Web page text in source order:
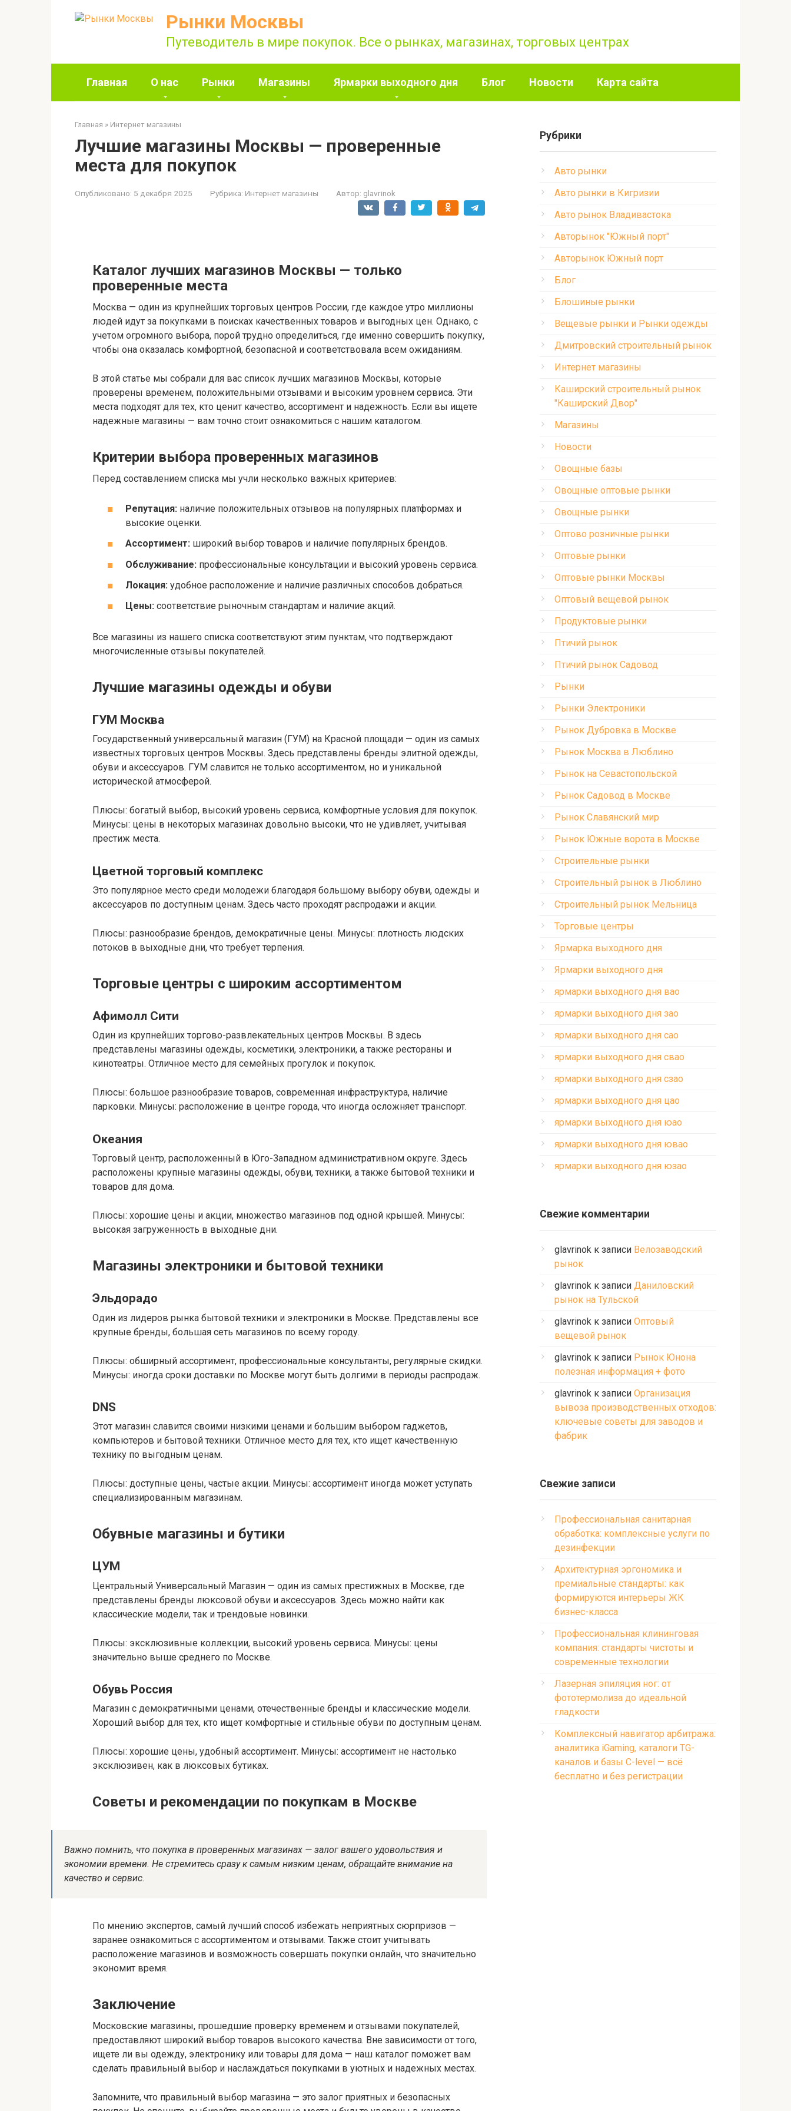
Рынки Москвы
Путеводитель в мире покупок. Все о рынках, магазинах, торговых центрах
Главная О нас Рынки Магазины Ярмарки выходного дня Блог Новости Карта сайта
Главная » Интернет магазины
Лучшие магазины Москвы — проверенные
места для покупок
Опубликовано: 5 декабря 2025 Рубрика: Интернет магазины Автор: glavrinok
Каталог лучших магазинов Москвы — только
проверенные места
Москва — один из крупнейших торговых центров России, где каждое утро миллионы
людей идут за покупками в поисках качественных товаров и выгодных цен. Однако, с
учетом огромного выбора, порой трудно определиться, где именно совершить покупку,
чтобы она оказалась комфортной, безопасной и соответствовала всем ожиданиям.
В этой статье мы собрали для вас список лучших магазинов Москвы, которые
проверены временем, положительными отзывами и высоким уровнем сервиса. Эти
места подходят для тех, кто ценит качество, ассортимент и надежность. Если вы ищете
надежные магазины — вам точно стоит ознакомиться с нашим каталогом.
Критерии выбора проверенных магазинов
Перед составлением списка мы учли несколько важных критериев:
Репутация: наличие положительных отзывов на популярных платформах и
высокие оценки.
Ассортимент: широкий выбор товаров и наличие популярных брендов.
Обслуживание: профессиональные консультации и высокий уровень сервиса.
Локация: удобное расположение и наличие различных способов добраться.
Цены: соответствие рыночным стандартам и наличие акций.
Все магазины из нашего списка соответствуют этим пунктам, что подтверждают
многочисленные отзывы покупателей.
Лучшие магазины одежды и обуви
ГУМ Москва
Государственный универсальный магазин (ГУМ) на Красной площади — один из самых
известных торговых центров Москвы. Здесь представлены бренды элитной одежды,
обуви и аксессуаров. ГУМ славится не только ассортиментом, но и уникальной
исторической атмосферой.
Плюсы: богатый выбор, высокий уровень сервиса, комфортные условия для покупок.
Минусы: цены в некоторых магазинах довольно высоки, что не удивляет, учитывая
престиж места.
Цветной торговый комплекс
Это популярное место среди молодежи благодаря большому выбору обуви, одежды и
аксессуаров по доступным ценам. Здесь часто проходят распродажи и акции.
Плюсы: разнообразие брендов, демократичные цены. Минусы: плотность людских
потоков в выходные дни, что требует терпения.
Торговые центры с широким ассортиментом
Афимолл Сити
Один из крупнейших торгово-развлекательных центров Москвы. В здесь
представлены магазины одежды, косметики, электроники, а также рестораны и
кинотеатры. Отличное место для семейных прогулок и покупок.
Плюсы: большое разнообразие товаров, современная инфраструктура, наличие
парковки. Минусы: расположение в центре города, что иногда осложняет транспорт.
Океания
Торговый центр, расположенный в Юго-Западном административном округе. Здесь
расположены крупные магазины одежды, обуви, техники, а также бытовой техники и
товаров для дома.
Плюсы: хорошие цены и акции, множество магазинов под одной крышей. Минусы:
высокая загруженность в выходные дни.
Магазины электроники и бытовой техники
Эльдорадо
Один из лидеров рынка бытовой техники и электроники в Москве. Представлены все
крупные бренды, большая сеть магазинов по всему городу.
Плюсы: обширный ассортимент, профессиональные консультанты, регулярные скидки.
Минусы: иногда сроки доставки по Москве могут быть долгими в периоды распродаж.
DNS
Этот магазин славится своими низкими ценами и большим выбором гаджетов,
компьютеров и бытовой техники. Отличное место для тех, кто ищет качественную
технику по выгодным ценам.
Плюсы: доступные цены, частые акции. Минусы: ассортимент иногда может уступать
специализированным магазинам.
Обувные магазины и бутики
ЦУМ
Центральный Универсальный Магазин — один из самых престижных в Москве, где
представлены бренды люксовой обуви и аксессуаров. Здесь можно найти как
классические модели, так и трендовые новинки.
Плюсы: эксклюзивные коллекции, высокий уровень сервиса. Минусы: цены
значительно выше среднего по Москве.
Обувь Россия
Магазин с демократичными ценами, отечественные бренды и классические модели.
Хороший выбор для тех, кто ищет комфортные и стильные обуви по доступным ценам.
Плюсы: хорошие цены, удобный ассортимент. Минусы: ассортимент не настолько
эксклюзивен, как в люксовых бутиках.
Советы и рекомендации по покупкам в Москве
Важно помнить, что покупка в проверенных магазинах — залог вашего удовольствия и
экономии времени. Не стремитесь сразу к самым низким ценам, обращайте внимание на
качество и сервис.
По мнению экспертов, самый лучший способ избежать неприятных сюрпризов —
заранее ознакомиться с ассортиментом и отзывами. Также стоит учитывать
расположение магазинов и возможность совершать покупки онлайн, что значительно
экономит время.
Заключение
Московские магазины, прошедшие проверку временем и отзывами покупателей,
предоставляют широкий выбор товаров высокого качества. Вне зависимости от того,
ищете ли вы одежду, электронику или товары для дома — наш каталог поможет вам
сделать правильный выбор и наслаждаться покупками в уютных и надежных местах.
Запомните, что правильный выбор магазина — это залог приятных и безопасных
Рубрики
Авто рынки
Авто рынки в Кигризии
Авто рынок Владивастока
Авторынок "Южный порт"
Авторынок Южный порт
Блог
Блошиные рынки
Вещевые рынки и Рынки одежды
Дмитровский строительный рынок
Интернет магазины
Каширский строительный рынок
"Каширский Двор"
Магазины
Новости
Овощные базы
Овощные оптовые рынки
Овощные рынки
Оптово розничные рынки
Оптовые рынки
Оптовые рынки Москвы
Оптовый вещевой рынок
Продуктовые рынки
Птичий рынок
Птичий рынок Садовод
Рынки
Рынки Электроники
Рынок Дубровка в Москве
Рынок Москва в Люблино
Рынок на Севастопольской
Рынок Садовод в Москве
Рынок Славянский мир
Рынок Южные ворота в Москве
Строительные рынки
Строительный рынок в Люблино
Строительный рынок Мельница
Торговые центры
Ярмарка выходного дня
Ярмарки выходного дня
ярмарки выходного дня вао
ярмарки выходного дня зао
ярмарки выходного дня сао
ярмарки выходного дня свао
ярмарки выходного дня сзао
ярмарки выходного дня цао
ярмарки выходного дня юао
ярмарки выходного дня ювао
ярмарки выходного дня юзао
Свежие комментарии
glavrinok к записи Велозаводский
рынок
glavrinok к записи Даниловский
рынок на Тульской
glavrinok к записи Оптовый
вещевой рынок
glavrinok к записи Рынок Юнона
полезная информация + фото
glavrinok к записи Организация
вывоза производственных отходов:
ключевые советы для заводов и
фабрик
Свежие записи
Профессиональная санитарная
обработка: комплексные услуги по
дезинфекции
Архитектурная эргономика и
премиальные стандарты: как
формируются интерьеры ЖК
бизнес-класса
Профессиональная клининговая
компания: стандарты чистоты и
современные технологии
Лазерная эпиляция ног: от
фототермолиза до идеальной
гладкости
Комплексный навигатор арбитража:
аналитика iGaming, каталоги TG-
каналов и базы C-level — всё
бесплатно и без регистрации